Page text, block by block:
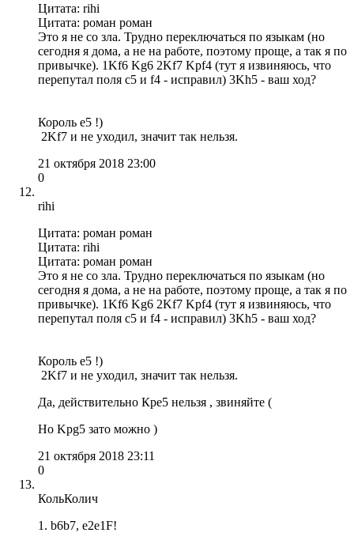
Цитата: rihi
Цитата: роман роман
Это я не со зла. Трудно переключаться по языкам (но
сегодня я дома, а не на работе, поэтому проще, а так я по
привычке). 1Kf6 Kg6 2Kf7 Kpf4 (тут я извиняюсь, что
перепутал поля с5 и f4 - исправил) 3Kh5 - ваш ход?
Король e5 !)
2Kf7 и не уходил, значит так нельзя.
21 октября 2018 23:00
0
rihi
Цитата: роман роман
Цитата: rihi
Цитата: роман роман
Это я не со зла. Трудно переключаться по языкам (но
сегодня я дома, а не на работе, поэтому проще, а так я по
привычке). 1Kf6 Kg6 2Kf7 Kpf4 (тут я извиняюсь, что
перепутал поля с5 и f4 - исправил) 3Kh5 - ваш ход?
Король e5 !)
2Kf7 и не уходил, значит так нельзя.
Да, действительно Кpе5 нельзя , звиняйте (
Но Kpg5 зато можно )
21 октября 2018 23:11
0
КольКолич
1. b6b7, e2e1F!